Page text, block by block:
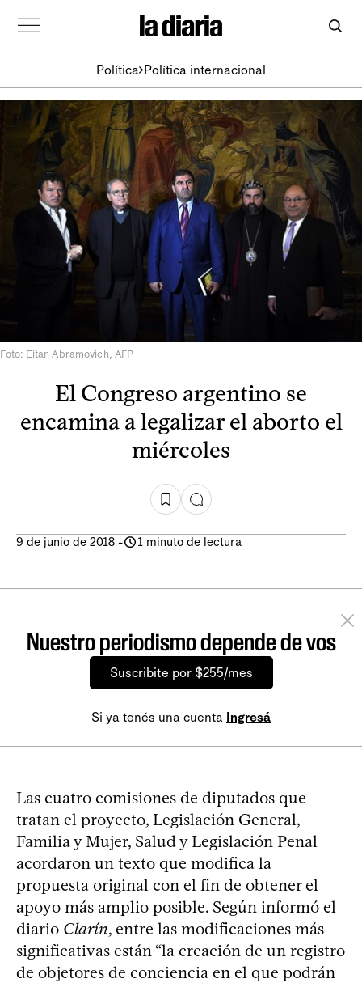
Política Política internacional
Foto: Eitan Abramovich, AFP
El Congreso argentino se
encamina a legalizar el aborto el
miércoles
9 de junio de 2018 - 1 minuto de lectura
Nuestro periodismo depende de vos
Suscribite por $255/mes
Si ya tenés una cuenta Ingresá
Las cuatro comisiones de diputados que
tratan el proyecto, Legislación General,
Familia y Mujer, Salud y Legislación Penal
acordaron un texto que modifica la
propuesta original con el fin de obtener el
apoyo más amplio posible. Según informó el
diario Clarín, entre las modificaciones más
significativas están “la creación de un registro
de objetores de conciencia en el que podrán